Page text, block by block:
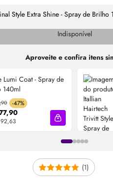
Style Extra Shine - Spray de Brilho
Indisponível
Aproveite e confira itens
Lumi Coat - Spray de
140ml
-47%
Adicionar à sacola
(1)